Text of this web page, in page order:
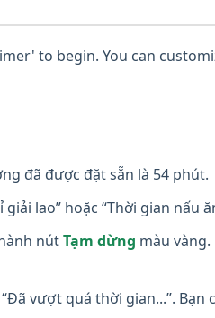
to begin. You can
đã được đặt sẵn là 54 phút.
lao” hoặc “Thời gian nấu
nútTạm dừng màu vàng.
vượt quá thời gian...”. Bạn